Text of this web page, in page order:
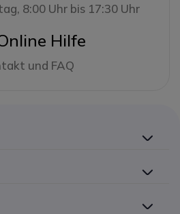
8:00 Uhr bis 17:30 Uhr
Hilfe
und FAQ